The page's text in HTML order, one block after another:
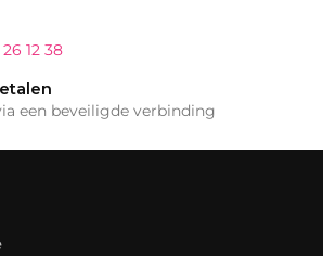
12 38
een beveiligde verbinding